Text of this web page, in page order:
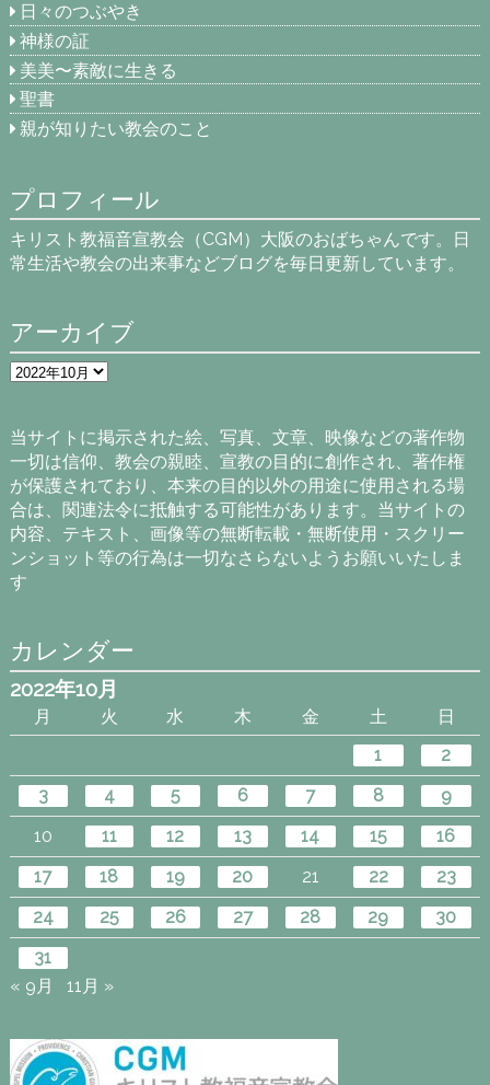
日々のつぶやき
神様の証
美美〜素敵に生きる
聖書
親が知りたい教会のこと
プロフィール
キリスト教福音宣教会（CGM）大阪のおばちゃんです。日
常生活や教会の出来事などブログを毎日更新しています。
アーカイブ
ア
ー
ブ
当サイトに掲示された絵、写真、文章、映像などの著作物
一切は信仰、教会の親睦、宣教の目的に創作され、著作権
が保護されており、本来の目的以外の用途に使用される場
合は、関連法令に抵触する可能性があります。当サイトの
内容、テキスト、画像等の無断転載・無断使用・スクリー
ンショット等の行為は一切なさらないようお願いいたしま
す
カレンダー
2022年10月
月 火 水 木 金 土
日
1
2
3
4 5 6 7 8
9
10
11 12 13 14 15
16
17
18 19 20 21 22
23
24
25 26 27 28 29
30
31
« 9月
11月 »